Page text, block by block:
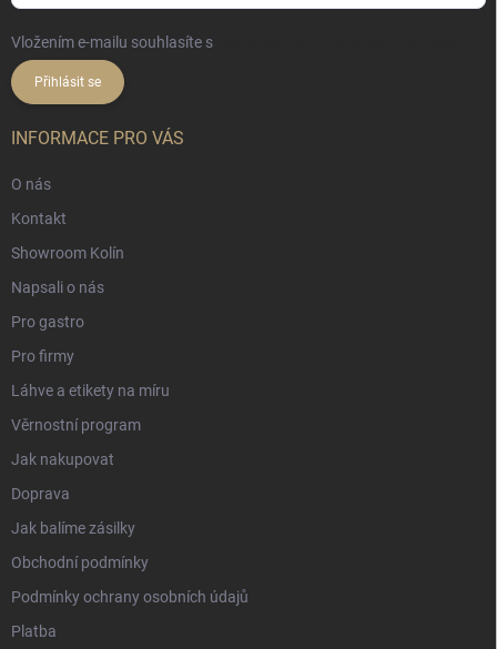
Vložením e-mailu souhlasíte s
Přihlásit se
INFORMACE PRO VÁS
O nás
Kontakt
Showroom Kolín
Napsali o nás
Pro gastro
Pro firmy
Láhve a etikety na míru
Věrnostní program
Jak nakupovat
Doprava
Jak balíme zásilky
Obchodní podmínky
Podmínky ochrany osobních údajů
Platba